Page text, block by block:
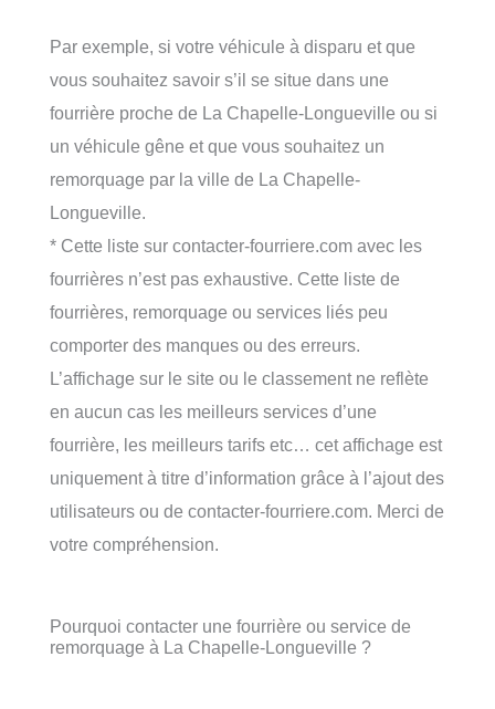
Par exemple, si votre véhicule à disparu et que
vous souhaitez savoir s’il se situe dans une
fourrière proche de La Chapelle-Longueville ou si
un véhicule gêne et que vous souhaitez un
remorquage par la ville de La Chapelle-
Longueville.
* Cette liste sur contacter-fourriere.com avec les
fourrières n’est pas exhaustive. Cette liste de
fourrières, remorquage ou services liés peu
comporter des manques ou des erreurs.
L’affichage sur le site ou le classement ne reflète
en aucun cas les meilleurs services d’une
fourrière, les meilleurs tarifs etc… cet affichage est
uniquement à titre d’information grâce à l’ajout des
utilisateurs ou de contacter-fourriere.com. Merci de
votre compréhension.
Pourquoi contacter une fourrière ou service de
remorquage à La Chapelle-Longueville ?